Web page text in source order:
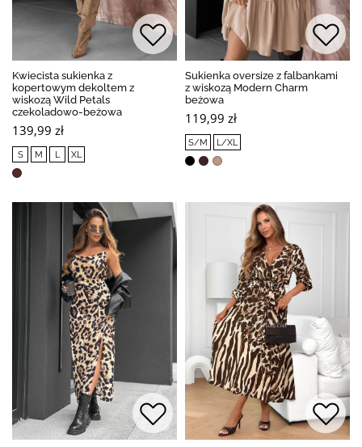
Kwiecista sukienka z
kopertowym dekoltem z
wiskozą Wild Petals
czekoladowo-beżowa
139,99 zł
S M L XL
Sukienka oversize z falbankami
z wiskozą Modern Charm
beżowa
119,99 zł
S/M L/XL